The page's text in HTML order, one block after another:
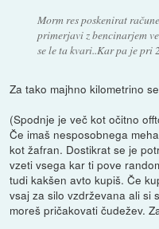
Morm res poskenirat
primerjavi z bencinarjem
se le ta kvari..Kar pa je pri
Za tako majhno kilometrino
(Spodnje je več kot očitno
Če imaš nesposobnega
kot žafran. Dostikrat se je
vzeti vsega kar ti pove
tudi kakšen avto kupiš. Če
vsaj za silo vzdrževana ali si
moreš pričakovati čudežev.